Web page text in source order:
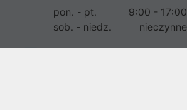
pon. - pt.
9:00 - 17:00
sob. - niedz.
nieczynne